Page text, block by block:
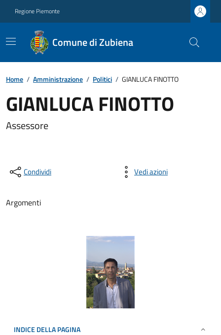
Regione Piemonte
Comune di Zubiena
Home / Amministrazione / Politici / GIANLUCA FINOTTO
GIANLUCA FINOTTO
Assessore
Condividi Vedi azioni
Argomenti
INDICE DELLA PAGINA